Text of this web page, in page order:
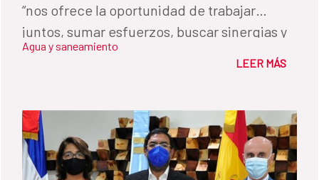
“nos ofrece la oportunidad de trabajar
juntos, sumar esfuerzos, buscar sinergias y
alianzas”.
Agua y saneamiento
LEER MÁS